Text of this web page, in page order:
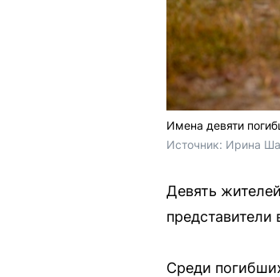
Имена девяти
Источник: Ирина
Девять
представители
Среди